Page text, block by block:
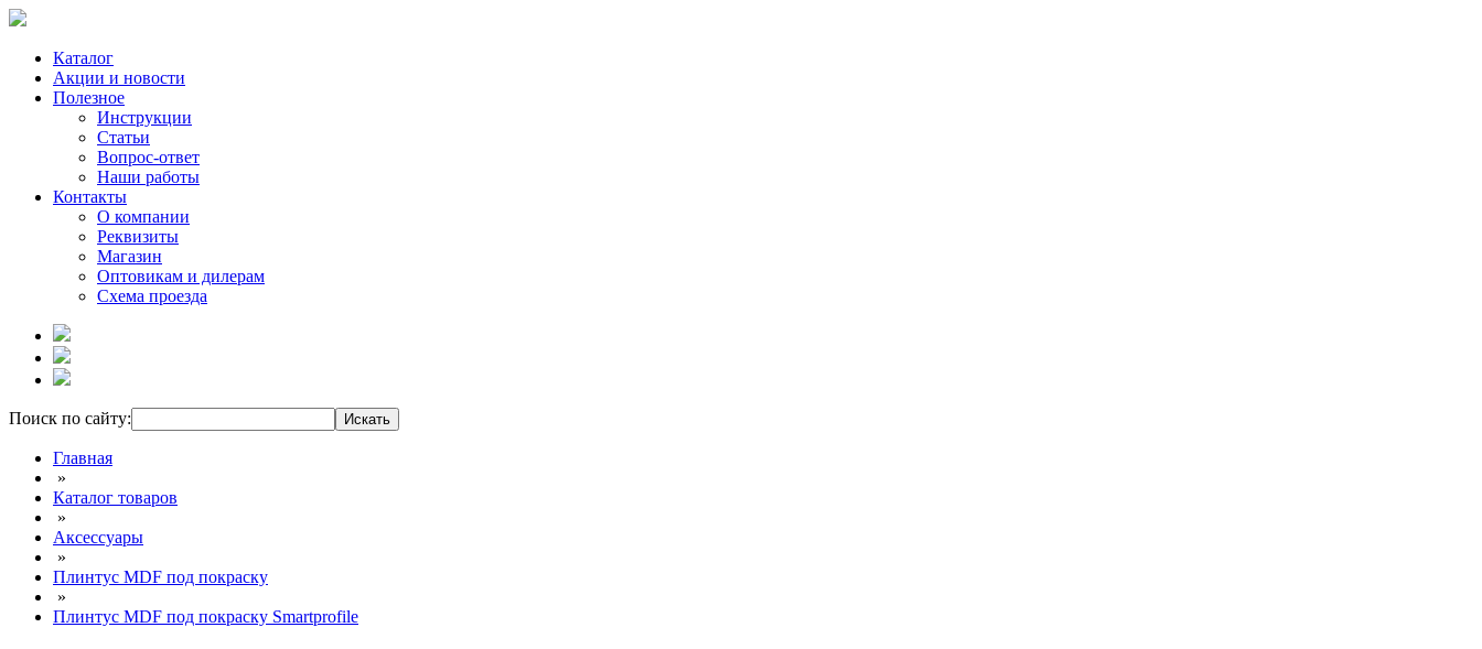
Каталог
Акции и новости
Полезное
Инструкции
Статьи
Вопрос-ответ
Наши работы
Контакты
О компании
Реквизиты
Магазин
Оптовикам и дилерам
Схема проезда
Поиск по сайту:
Главная
»
Каталог товаров
»
Аксессуары
»
Плинтус МDF под покраску
»
Плинтус MDF под покраску Smartprofile